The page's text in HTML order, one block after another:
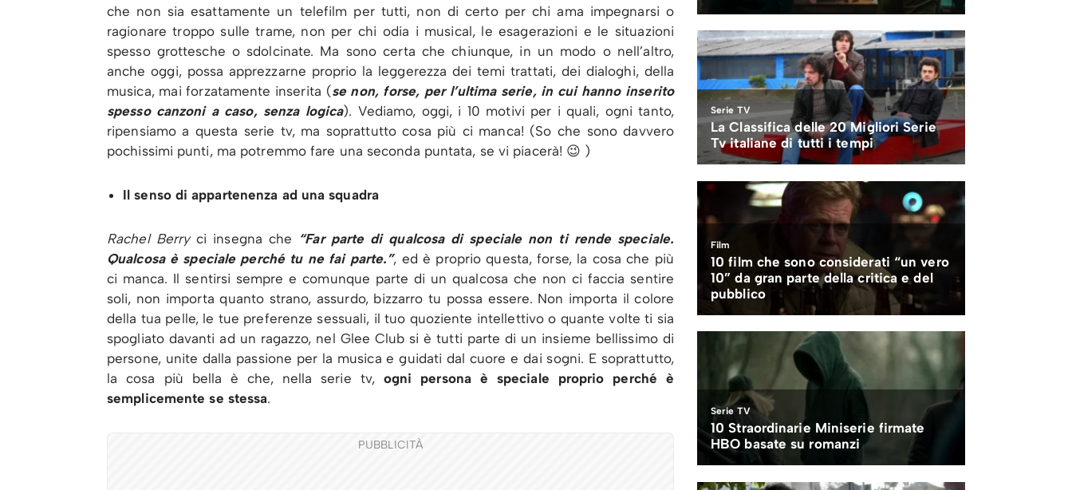
che non sia esattamente un telefilm per tutti, non di certo per chi ama impegnarsi o
ragionare troppo sulle trame, non per chi odia i musical, le esagerazioni e le situazioni
spesso grottesche o sdolcinate. Ma sono certa che chiunque, in un modo o nell’altro,
anche oggi, possa apprezzarne proprio la leggerezza dei temi trattati, dei dialoghi, della
musica, mai forzatamente inserita (se non, forse, per l’ultima serie, in cui hanno inserito
spesso canzoni a caso, senza logica). Vediamo, oggi, i 10 motivi per i quali, ogni tanto,
ripensiamo a questa serie tv, ma soprattutto cosa più ci manca! (So che sono davvero
pochissimi punti, ma potremmo fare una seconda puntata, se vi piacerà! 😉 )
Il senso di appartenenza ad una squadra
Rachel Berryci insegna che “Far parte di qualcosa di speciale non ti rende speciale.
Qualcosa è speciale perché tu ne fai parte.”, ed è proprio questa, forse, la cosa che più
ci manca. Il sentirsi sempre e comunque parte di un qualcosa che non ci faccia sentire
soli, non importa quanto strano, assurdo, bizzarro tu possa essere. Non importa il colore
della tua pelle, le tue preferenze sessuali, il tuo quoziente intellettivo o quante volte ti sia
spogliato davanti ad un ragazzo, nel Glee Club si è tutti parte di un insieme bellissimo di
persone, unite dalla passione per la musica e guidati dal cuore e dai sogni. E soprattutto,
la cosa più bella è che, nella serie tv, ogni persona è speciale proprio perché è
semplicemente se stessa.
PUBBLICITÀ